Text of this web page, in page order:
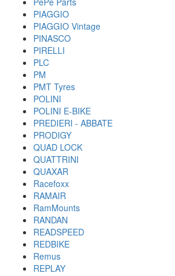
PIAGGIO
PIAGGIO Vintage
PINASCO
PIRELLI
PLC
PM
PMT Tyres
POLINI
POLINI E-BIKE
PREDIERI - ABBATE
PRODIGY
QUAD LOCK
QUATTRINI
QUAXAR
Racefoxx
RAMAIR
RamMounts
RANDAN
READSPEED
REDBIKE
Remus
REPLAY